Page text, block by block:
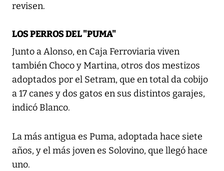
revisen.
LOS PERROS DEL "PUMA"
Junto a Alonso, en Caja Ferroviaria viven
también Choco y Martina, otros dos mestizos
adoptados por el Setram, que en total da cobijo
a 17 canes y dos gatos en sus distintos garajes,
indicó Blanco.
La más antigua es Puma, adoptada hace siete
años, y el más joven es Solovino, que llegó hace
uno.